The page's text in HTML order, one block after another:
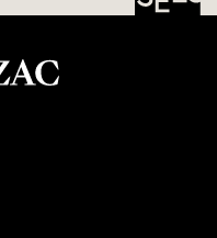
Balzacde Balzac